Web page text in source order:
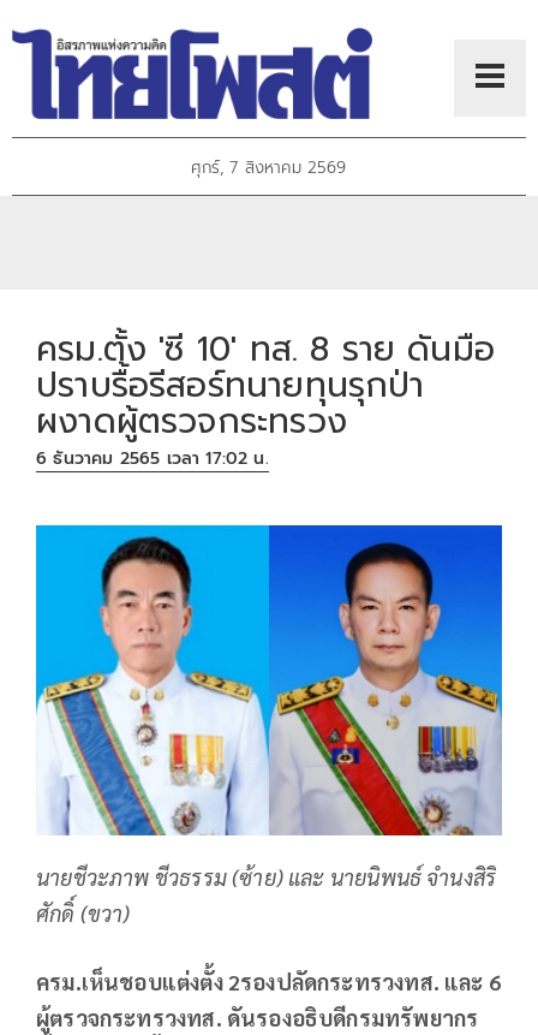
ศุกร์, 7 สิงหาคม 2569
ครม.ตั้ง 'ซี 10' ทส. 8 ราย ดันมือ
ปราบรื้อรีสอร์ทนายทุนรุกป่า
ผงาดผู้ตรวจกระทรวง
6 ธันวาคม 2565 เวลา 17:02 น.
นายชีวะภาพ ชีวธรรม (ซ้าย) และ นายนิพนธ์ จำนงสิริ
ศักดิ์ (ขวา)
ครม.เห็นชอบแต่งตั้ง 2รองปลัดกระทรวงทส. และ 6
ผู้ตรวจกระทรวงทส. ดันรองอธิบดีกรมทรัพยากร